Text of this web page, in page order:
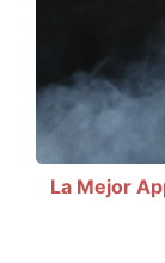
La Mejor